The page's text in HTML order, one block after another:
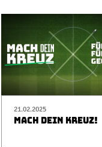
21.02.2025
MACH DEIN KREUZ!